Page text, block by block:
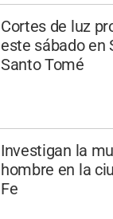
Cortes de luz
este sábado en
Santo Tomé
Investigan la
hombre en la
Fe